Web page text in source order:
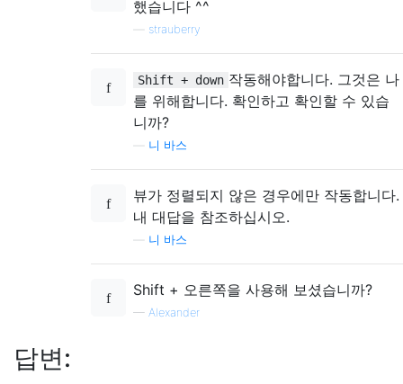
했습니다 ^^
strauberry
Shift + down 작동해야합니다. 그것은 나
를 위해합니다. 확인하고 확인할 수 있습
니까?
니 바스
뷰가 정렬되지 않은 경우에만 작동합니다.
내 대답을 참조하십시오.
니 바스
Shift + 오른쪽을 사용해 보셨습니까?
— Alexander
답변: